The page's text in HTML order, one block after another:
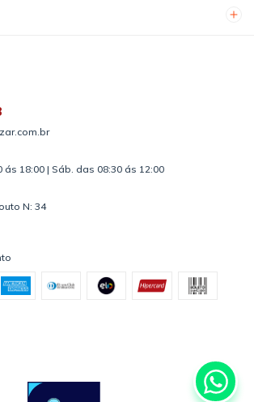
ás 18:00 | Sáb. das 08:30 ás 12:00
N: 34